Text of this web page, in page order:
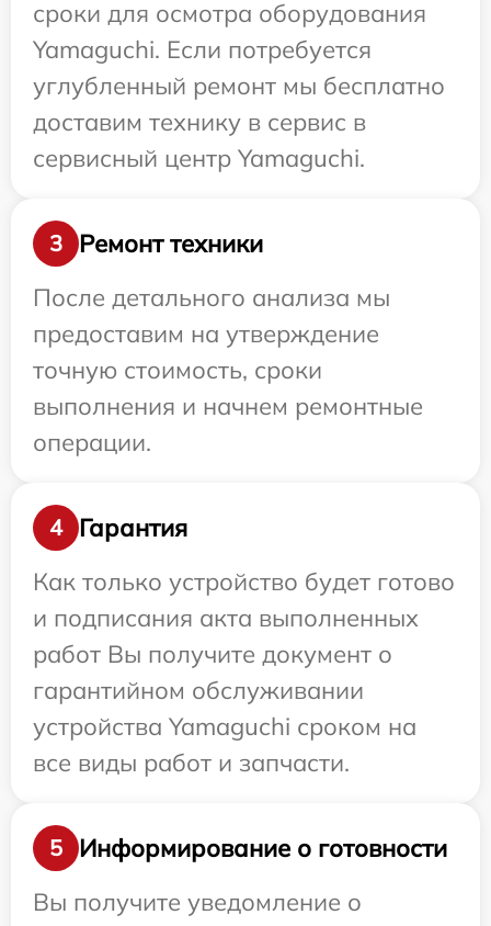
сроки для осмотра оборудования
Yamaguchi. Если потребуется
углубленный ремонт мы бесплатно
доставим технику в сервис в
сервисный центр Yamaguchi.
3
Ремонт техники
После детального анализа мы
предоставим на утверждение
точную стоимость, сроки
выполнения и начнем ремонтные
операции.
4
Гарантия
Как только устройство будет готово
и подписания акта выполненных
работ Вы получите документ о
гарантийном обслуживании
устройства Yamaguchi сроком на
все виды работ и запчасти.
5
Информирование о готовности
Вы получите уведомление о